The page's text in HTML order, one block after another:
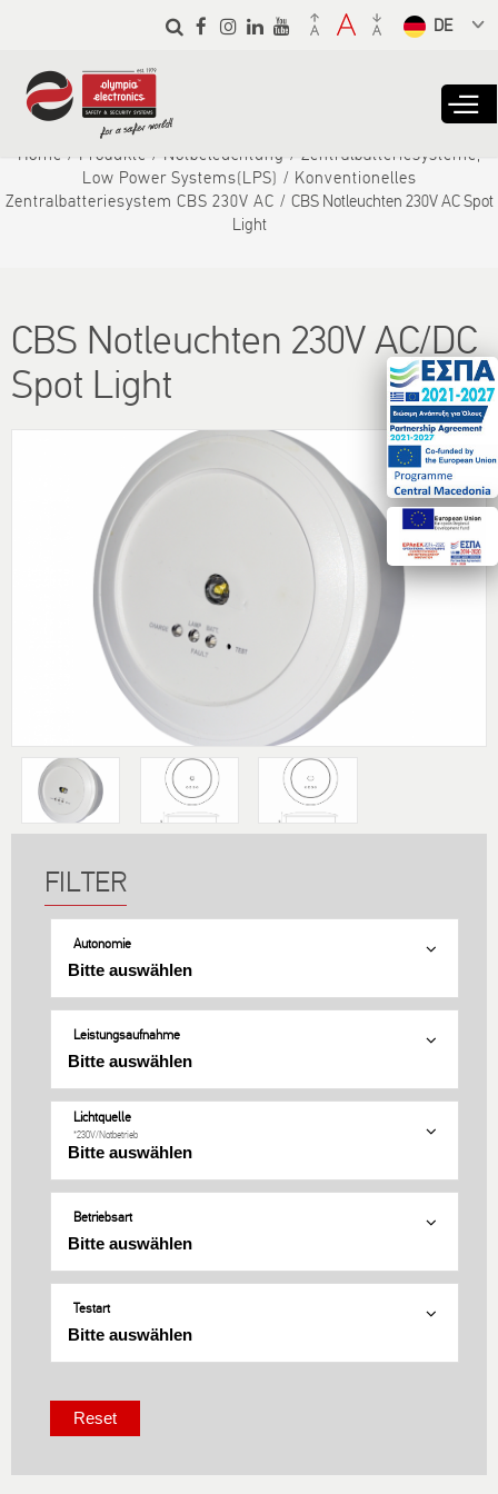
Skip to
main
from the
dropdown
to translate
Home Produkte Notbeleuchtung
Zentralbatteriesysteme,
Low Power Systems(LPS)
Konventionelles
Zentralbatteriesystem CBS 230V AC
CBS Notleuchten 230V AC Spot
Light
CBS Notleuchten 230V AC/DC
Spot Light
Autonomie
Leistungsaufnahme
Lichtquelle
*230V/Notbetrieb
Betriebsart
Testart